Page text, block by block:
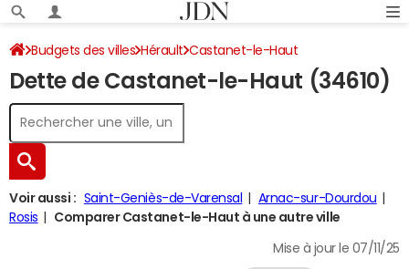
Budgets des villes Hérault Castanet-le-Haut
Dette au 31/12/2024
Dette de Castanet-le-Haut (34610)
Voir aussi : Saint-Geniès-de-Varensal
Arnac-sur-Dourdou
Rosis
Comparer Castanet-le-Haut à une autre ville
Mise à jour le 07/11/25